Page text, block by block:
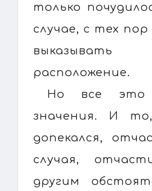
только
случае, с тех
расположение.
Но все это
значения. И
допекался,
случая,
другим